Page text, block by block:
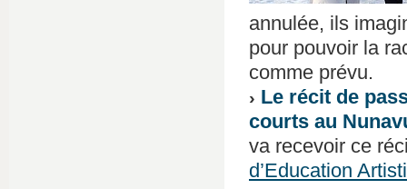
annulée, ils
pour pouvoir la
comme prévu.
Le récit de
courts au
va recevoir ce
d’Education